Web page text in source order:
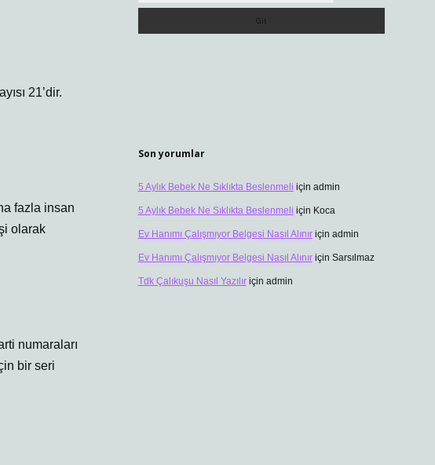
21’dir.
fazla insan
olarak
numaraları
bir seri
Son yorumlar
5 Aylık Bebek Ne Sıklıkta Beslenmeli için admin
5 Aylık Bebek Ne Sıklıkta Beslenmeli için Koca
Ev Hanımı Çalışmıyor Belgesi Nasıl Alınıriçin admin
Ev Hanımı Çalışmıyor Belgesi Nasıl Alınıriçin Sarsılmaz
Tdk Çalıkuşu Nasıl Yazılıriçin admin